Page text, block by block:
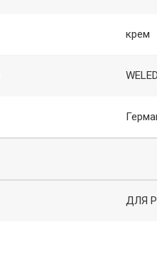
крем
ДЛЯ